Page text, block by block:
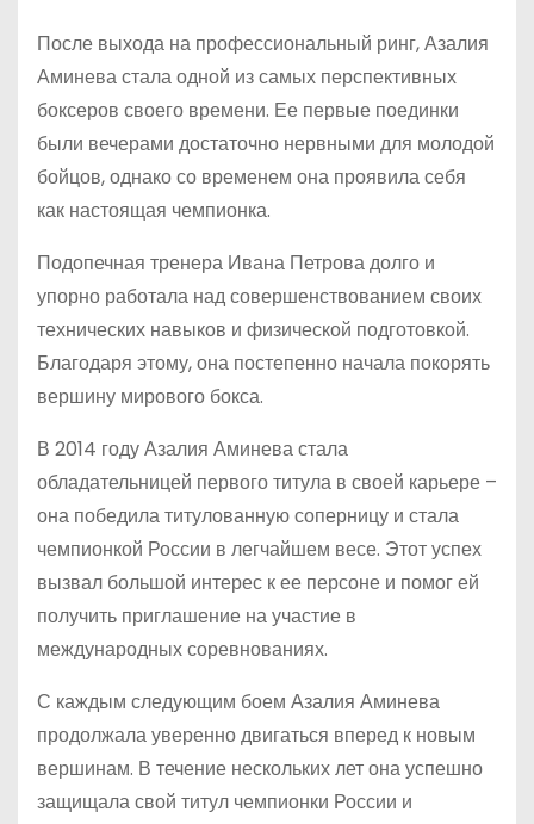
После выхода на профессиональный ринг, Азалия
Аминева стала одной из самых перспективных
боксеров своего времени. Ее первые поединки
были вечерами достаточно нервными для молодой
бойцов, однако со временем она проявила себя
как настоящая чемпионка.
Подопечная тренера Ивана Петрова долго и
упорно работала над совершенствованием своих
технических навыков и физической подготовкой.
Благодаря этому, она постепенно начала покорять
вершину мирового бокса.
В 2014 году Азалия Аминева стала
обладательницей первого титула в своей карьере –
она победила титулованную соперницу и стала
чемпионкой России в легчайшем весе. Этот успех
вызвал большой интерес к ее персоне и помог ей
получить приглашение на участие в
международных соревнованиях.
С каждым следующим боем Азалия Аминева
продолжала уверенно двигаться вперед к новым
вершинам. В течение нескольких лет она успешно
защищала свой титул чемпионки России и